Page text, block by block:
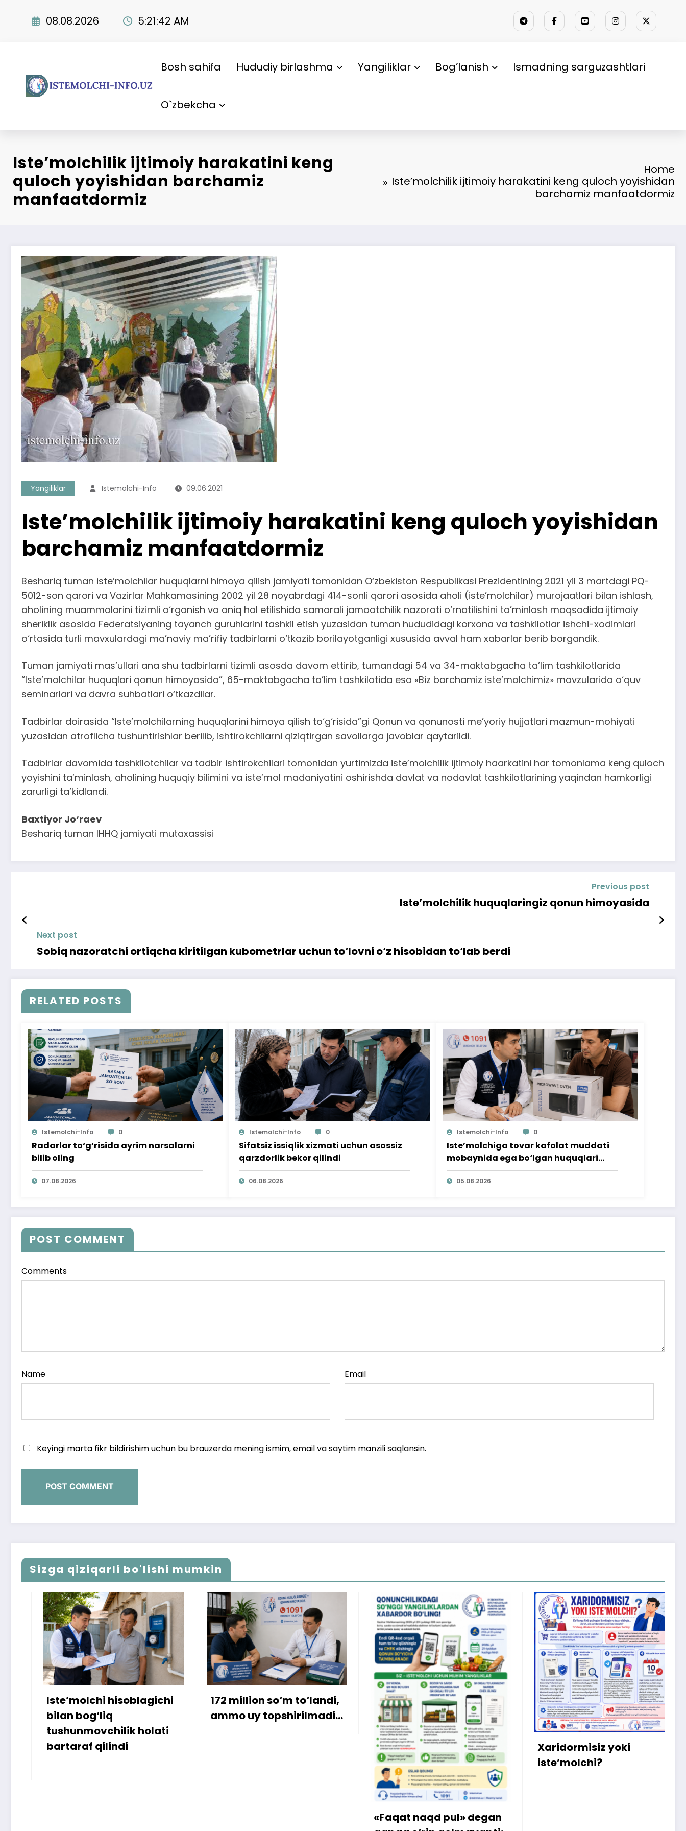
08.08.2026 5:21:43 AM
Bosh sahifa Hududiy birlashma Yangiliklar Bog’lanish Ismadning sarguzashtlari
O`zbekcha
Iste’molchilik ijtimoiy harakatini keng
quloch yoyishidan barchamiz
manfaatdormiz
Home
Iste’molchilik ijtimoiy harakatini keng quloch yoyishidan
barchamiz manfaatdormiz
Yangiliklar Istemolchi-Info 09.06.2021
Iste’molchilik ijtimoiy harakatini keng quloch yoyishidan
barchamiz manfaatdormiz
Beshariq tuman iste’molchilar huquqlarni himoya qilish jamiyati tomonidan O‘zbekiston Respublikasi Prezidentining 2021 yil 3 martdagi PQ-
5012-son qarori va Vazirlar Mahkamasining 2002 yil 28 noyabrdagi 414-sonli qarori asosida aholi (iste’molchilar) murojaatlari bilan ishlash,
aholining muammolarini tizimli o‘rganish va aniq hal etilishida samarali jamoatchilik nazorati o‘rnatilishini ta’minlash maqsadida ijtimoiy
sheriklik asosida Federatsiyaning tayanch guruhlarini tashkil etish yuzasidan tuman hududidagi korxona va tashkilotlar ishchi-xodimlari
o‘rtasida turli mavxulardagi ma’naviy ma’rifiy tadbirlarni o‘tkazib borilayotganligi xususida avval ham xabarlar berib borgandik.
Tuman jamiyati mas’ullari ana shu tadbirlarni tizimli asosda davom ettirib, tumandagi 54 va 34-maktabgacha ta’lim tashkilotlarida
“Iste’molchilar huquqlari qonun himoyasida”, 65-maktabgacha ta’lim tashkilotida esa «Biz barchamiz iste’molchimiz» mavzularida o‘quv
seminarlari va davra suhbatlari o‘tkazdilar.
Tadbirlar doirasida “Iste’molchilarning huquqlarini himoya qilish to‘g‘risida”gi Qonun va qonunosti me’yoriy hujjatlari mazmun-mohiyati
yuzasidan atroflicha tushuntirishlar berilib, ishtirokchilarni qiziqtirgan savollarga javoblar qaytarildi.
Tadbirlar davomida tashkilotchilar va tadbir ishtirokchilari tomonidan yurtimizda iste’molchilik ijtimoiy haarkatini har tomonlama keng quloch
yoyishini ta’minlash, aholining huquqiy bilimini va iste’mol madaniyatini oshirishda davlat va nodavlat tashkilotlarining yaqindan hamkorligi
zarurligi ta’kidlandi.
Baxtiyor Jo‘raev
Beshariq tuman IHHQ jamiyati mutaxassisi
Previous post
Iste’molchilik huquqlaringiz qonun himoyasida
Next post
Sobiq nazoratchi ortiqcha kiritilgan kubometrlar uchun to‘lovni o‘z hisobidan to‘lab berdi
RELATED POSTS
Istemolchi-Info 0
Radarlar to‘g‘risida ayrim narsalarni
bilib oling
07.08.2026
Istemolchi-Info 0
Sifatsiz issiqlik xizmati uchun asossiz
qarzdorlik bekor qilindi
06.08.2026
Istemolchi-Info 0
Iste’molchiga tovar kafolat muddati
mobaynida ega bo‘lgan huquqlari
ta’minlab berildi
05.08.2026
POST COMMENT
Comments
Name Email
Keyingi marta fikr bildirishim uchun bu brauzerda mening ismim, email va saytim manzili saqlansin.
Sizga qiziqarli bo'lishi mumkin
Iste’molchi hisoblagichi
bilan bog‘liq
tushunmovchilik holati
bartaraf qilindi
172 million so‘m to‘landi,
ammo uy topshirilmadi…
«Faqat naqd pul» degan
Xaridormisiz yoki
iste’molchi?